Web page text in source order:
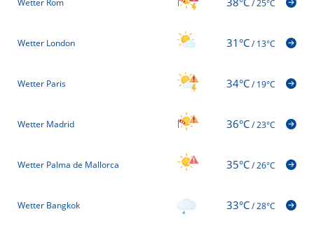
Wetter Rom /25°C
Wetter London 31°C/13°C
Wetter Paris 34°C/19°C
Wetter Madrid 36°C/23°C
Wetter Palma de Mallorca 35°C/26°C
Wetter Bangkok 33°C/28°C